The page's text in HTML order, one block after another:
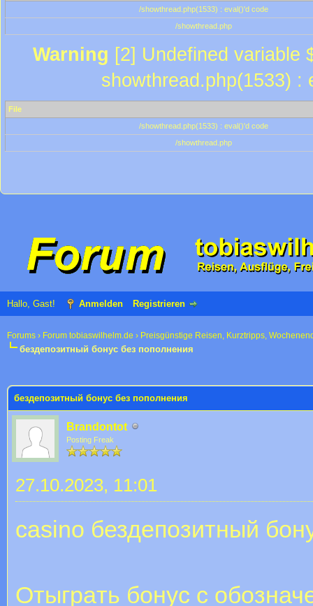
/showthread.php(1533) : eval()'d code
/showthread.php
Warning [2] Undefined variable
showthread.php(1533) :
File
/showthread.php(1533) : eval()'d code
/showthread.php
Hallo, Gast! Anmelden Registrieren
Forums › Forum tobiaswilhelm.de › Preisgünstige Reisen, Kurztripps,
бездепозитный бонус без пополнения
бездепозитный бонус без пополнения
Brandontot
Posting Freak
27.10.2023, 11:01
casino бездепозитный
Oтыгpaть бонус с